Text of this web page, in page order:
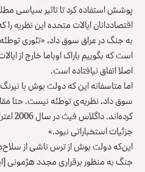
پوشش استفاده کرد تا تاثیر سیاسی
اقتصاددانان ایالات متحده این نظریه
به جنگ در عراق سوق داد، «تئوری
است که بگوییم باراک اوباما خارج از
اصلا اتفاق نیافتاده است.
اما متاسفانه این که دولت بوش با
سوق داد، نظریه‌ی توطئه نیست. حتا
جزئیات استخباراتی نبود.»
این‌که دولت بوش از ترس ناشی از
جنگ به منظور برقراری مجدد هژمونی